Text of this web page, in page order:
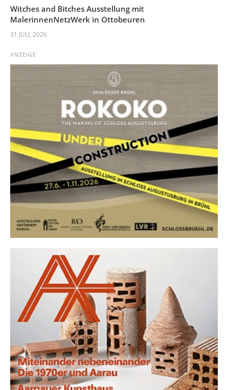
Witches and Bitches Ausstellung mit
MalerinnenNetzWerk in Ottobeuren
31 JULI, 2026
ANZEIGE